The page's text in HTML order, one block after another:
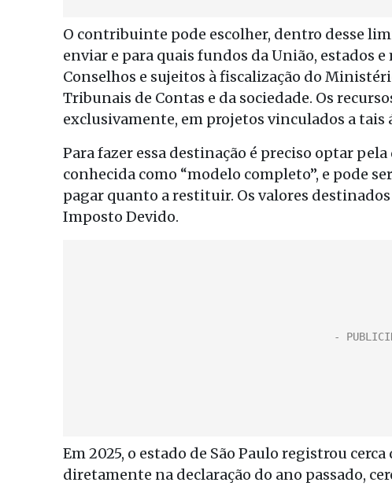
O contribuinte pode escolher, dentro desse
enviar e para quais fundos da União, estados
Conselhos e sujeitos à fiscalização do
Tribunais de Contas e da sociedade. Os
exclusivamente, em projetos vinculados a tais
Para fazer essa destinação é preciso optar
conhecida como “modelo completo”, e pode
pagar quanto a restituir. Os valores
Imposto Devido.
Em 2025, o estado de São Paulo registrou
diretamente na declaração do ano passado,